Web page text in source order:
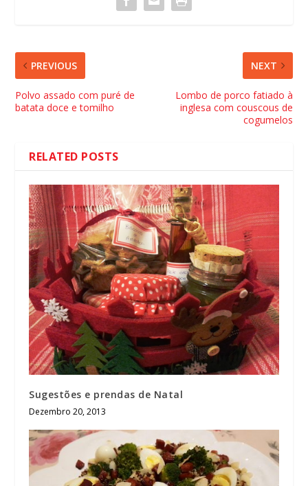
PREVIOUS
Polvo assado com puré de
batata doce e tomilho
NEXT
Lombo de porco fatiado à
inglesa com couscous de
cogumelos
RELATED POSTS
Sugestões e prendas de Natal
Dezembro 20, 2013